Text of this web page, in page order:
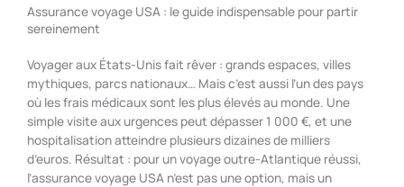
Assurance voyage USA : le guide indispensable pour partir
sereinement
Voyager aux États-Unis fait rêver : grands espaces, villes
mythiques, parcs nationaux… Mais c’est aussi l’un des pays
où les frais médicaux sont les plus élevés au monde. Une
simple visite aux urgences peut dépasser 1 000 €, et une
hospitalisation atteindre plusieurs dizaines de milliers
d’euros. Résultat : pour un voyage outre-Atlantique réussi,
l’assurance voyage USA n’est pas une option, mais un